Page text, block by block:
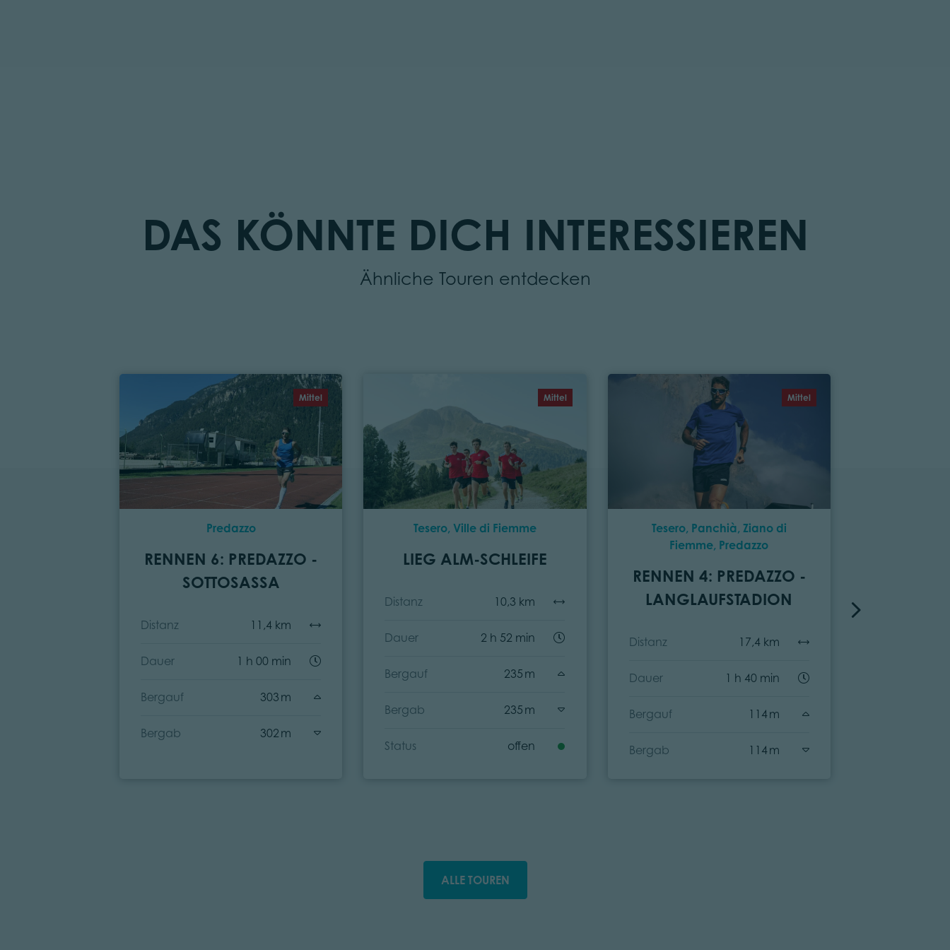
DAS KÖNNTE DICH INTERESSIEREN
Ähnliche Touren entdecken
Mittel
Predazzo
RENNEN 6: PREDAZZO -
SOTTOSASSA
Distanz 11,4 km
Dauer 1 h 00 min
Bergauf 303 m
Bergab 302 m
Mittel
Tesero, Ville di Fiemme
LIEG ALM-SCHLEIFE
Distanz 10,3 km
Dauer 2 h 52 min
Bergauf 235 m
Bergab 235 m
Status offen
Mittel
Tesero, Panchià, Ziano di
Fiemme, Predazzo
RENNEN 4: PREDAZZO -
LANGLAUFSTADION
Distanz 17,4 km
Dauer 1 h 40 min
Bergauf 114 m
Bergab 114 m
ALLE TOUREN